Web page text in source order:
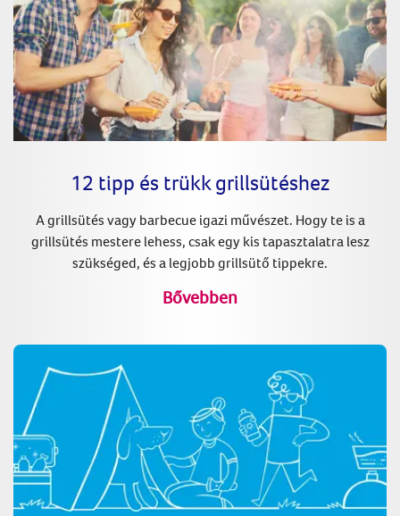
12 tipp és trükk grillsütéshez
A grillsütés vagy barbecue igazi művészet. Hogy te is a
grillsütés mestere lehess, csak egy kis tapasztalatra lesz
szükséged, és a legjobb grillsütő tippekre.
Bővebben